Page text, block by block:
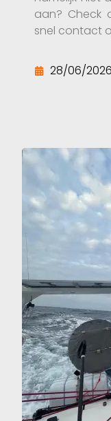
aan? Check
snel contact
28/06/2026